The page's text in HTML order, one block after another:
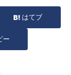
はてブ
ー